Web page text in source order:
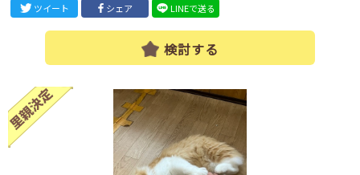
ツイート シェア LINEで送る
検討する